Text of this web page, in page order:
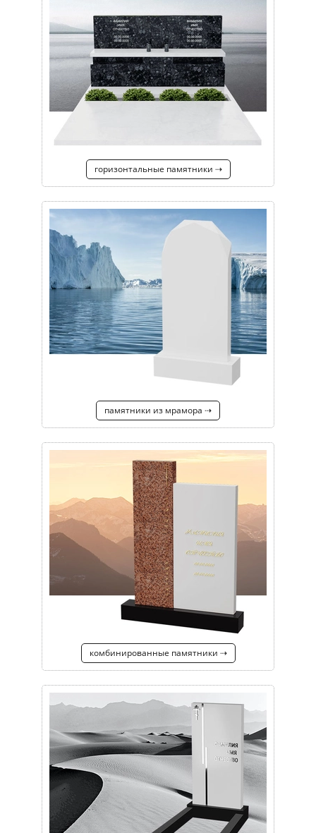
горизонтальные памятники ⇢
памятники из мрамора ⇢
комбинированные памятники ⇢